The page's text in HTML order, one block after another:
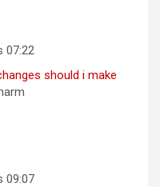
07:22
should i make
09:07